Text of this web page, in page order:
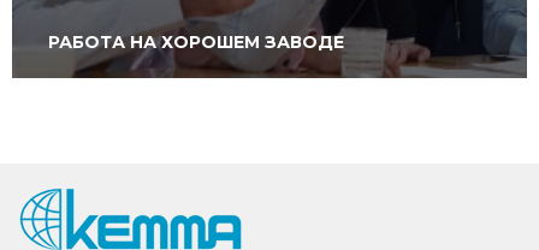
РАБОТА НА ХОРОШЕМ ЗАВОДЕ